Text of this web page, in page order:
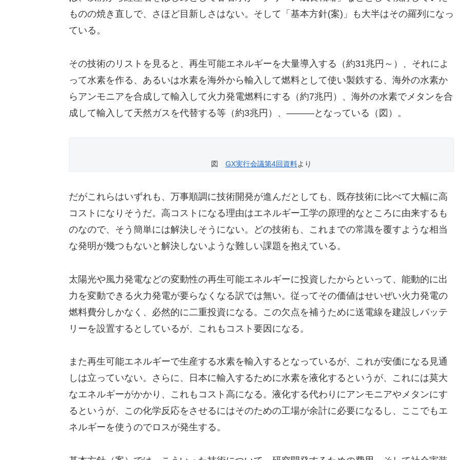
ものの焼き直しで、さほど目新しさはない。そして「基本方針(案)」も大半はその羅列になっ
ている。
その技術のリストを見ると、再生可能エネルギーを大量導入する（約31兆円～）、それによ
って水素を作る、あるいは水素を海外から輸入して燃料として使い製鉄する、海外の水素か
らアンモニアを合成して輸入して火力発電燃料にする（約7兆円）、海外の水素でメタンを合
成して輸入して天然ガスを代替する等（約3兆円）、―――となっている（図）。
図 GX実行会議第4回資料より
だがこれらはいずれも、万事順調に技術開発が進んだとしても、既存技術に比べて大幅に高
コストになりそうだ。高コストになる理由はエネルギー工学の原理的なところに由来するも
のなので、そう簡単には解決しそうにない。どの技術も、これまでの常識を覆すような相当
な発明が幾つもないと解決しないような難しい課題を抱えている。
太陽光や風力発電などの変動性の再生可能エネルギーに投資したからといって、能動的に出
力を変動できる火力発電が要らなくなる訳では無い。従ってその価値はせいぜい火力発電の
燃料費分しかなく、必然的に二重投資になる。この欠点を補うために送電線を建設しバッテ
リーを設置するとしているが、これもコスト要因になる。
また再生可能エネルギーで生産する水素を輸入するとなっているが、これが安価になる見通
しは立っていない。さらに、日本に輸入するために水素を液化するというが、これには莫大
なエネルギーがかかり、これもコスト高になる。液化する代わりにアンモニアやメタンにす
るというが、この化学反応をさせるにはそのための工場が余計に必要になるし、ここでもエ
ネルギーを使うのでロスが発生する。